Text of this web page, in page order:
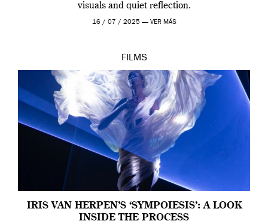
visuals and quiet reflection.
16 / 07 / 2025 — VER MÁS
FILMS
IRIS VAN HERPEN’S ‘SYMPOIESIS’: A LOOK
INSIDE THE PROCESS